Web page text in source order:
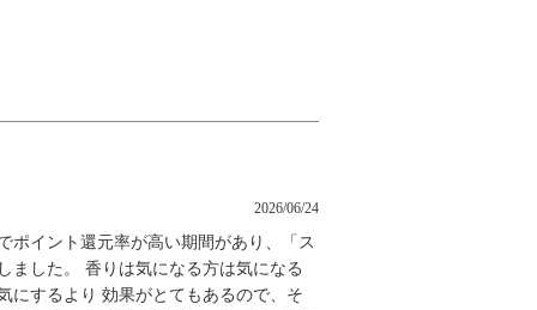
2026/06/24
ポイント還元率が高い期間があり、「ス
ました。 香りは気になる方は気になる
にするより 効果がとてもあるので、そ